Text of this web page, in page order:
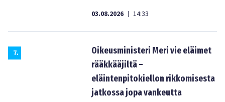
03.08.2026 | 14:33
7.
Oikeusministeri Meri vie eläimet
rääkkääjiltä –
eläintenpitokiellon rikkomisesta
jatkossa jopa vankeutta